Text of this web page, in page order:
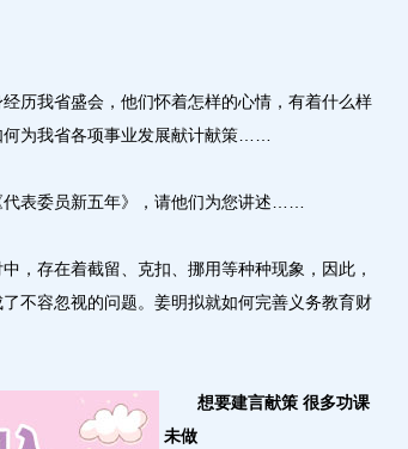
我省盛会，他们怀着怎样的心情，有着什么样
为我省各项事业发展献计献策……
表委员新五年》，请他们为您讲述……
存在着截留、克扣、挪用等种种现象，因此，
不容忽视的问题。姜明拟就如何完善义务教育财
想要建言献策 很多功课
未做